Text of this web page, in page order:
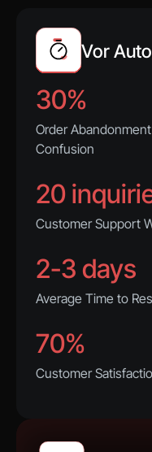
Vor
30%
Order
Confusion
20
Customer Support
2-3 days
Average Time to
70%
Customer